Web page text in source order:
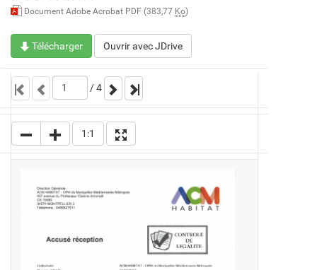
Document Adobe Acrobat PDF (383,77 Ko)
Télécharger Ouvrir avec JDrive
/4
1:1